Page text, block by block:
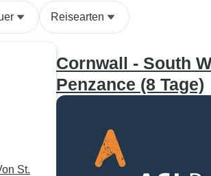
Reisearten
St.
Cornwall - South
Penzance (8 Tage)